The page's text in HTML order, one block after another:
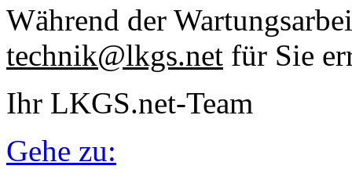
Während der
technik@lkgs.net für Sie
Ihr LKGS.net-Team
Gehe zu: